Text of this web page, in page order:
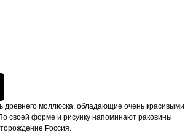
моллюска, обладающие очень красивыми
своей форме и рисунку напоминают раковины
Россия.